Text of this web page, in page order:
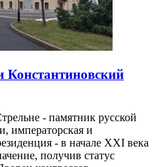
Константиновский
- памятник русской
императорская и
- в начале XXI века
получив статус